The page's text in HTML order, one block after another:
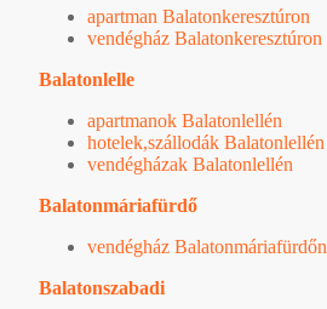
apartman Balatonkeresztúron
vendégház Balatonkeresztúron
Balatonlelle
apartmanok Balatonlellén
hotelek,szállodák Balatonlellén
vendégházak Balatonlellén
Balatonmáriafürdő
vendégház Balatonmáriafürdőn
Balatonszabadi